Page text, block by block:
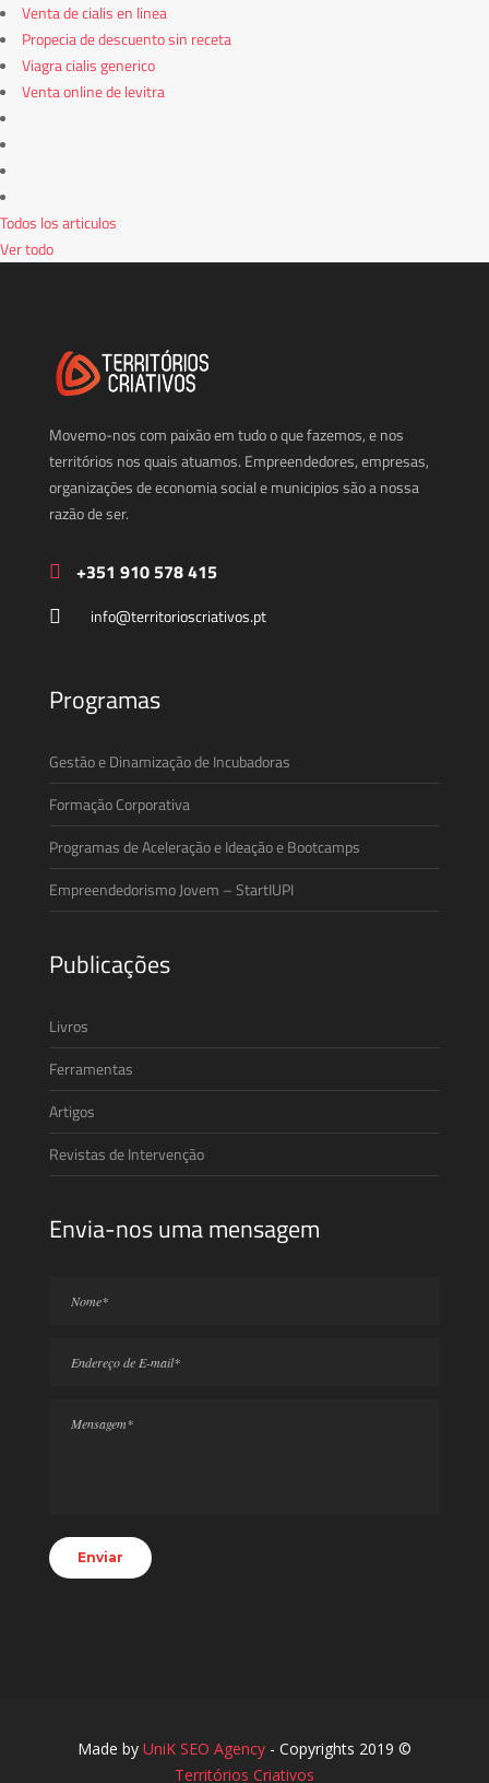
Venta de cialis en linea
Propecia de descuento sin receta
Viagra cialis generico
Venta online de levitra
Todos los articulos
Ver todo
Movemo-nos com paixão em tudo o que fazemos, e nos
territórios nos quais atuamos. Empreendedores, empresas,
organizações de economia social e municipios são a nossa
razão de ser.
+351 910 578 415
info@territorioscriativos.pt
Programas
Gestão e Dinamização de Incubadoras
Formação Corporativa
Programas de Aceleração e Ideação e Bootcamps
Empreendedorismo Jovem – StartIUPI
Publicações
Livros
Ferramentas
Artigos
Revistas de Intervenção
Envia-nos uma mensagem
Made by UniK SEO Agency - Copyrights 2019 ©
Territórios Criativos